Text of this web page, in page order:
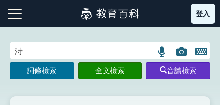
到
主
:::
注音索引圖示 筆畫索引圖示 部首索引表圖示
登入
:::
語
言
搜
圖
片
搜
開
鍵
圖
詞條檢索 全文檢索 音讀檢索